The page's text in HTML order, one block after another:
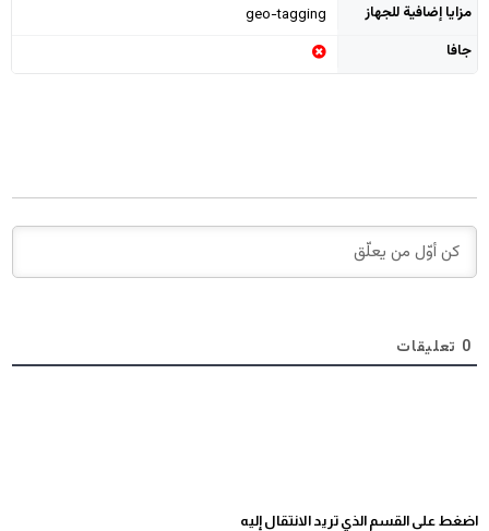
مزايا إضافية للجهاز
geo-tagging
جافا
0 تعليقات
اضغط على القسم الذي تريد الانتقال إليه